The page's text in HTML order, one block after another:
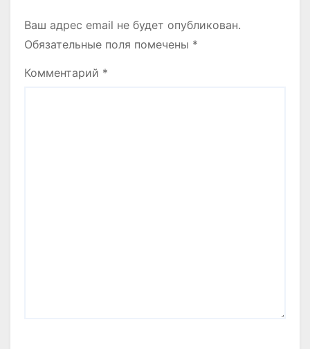
Ваш адрес email не будет опубликован.
Обязательные поля помечены *
Комментарий *